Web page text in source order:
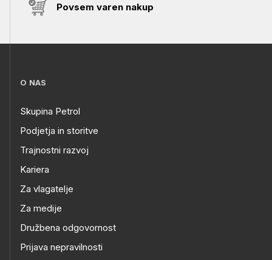
Povsem varen nakup
O NAS
Skupina Petrol
Podjetja in storitve
Trajnostni razvoj
Kariera
Za vlagatelje
Za medije
Družbena odgovornost
Prijava nepravilnosti